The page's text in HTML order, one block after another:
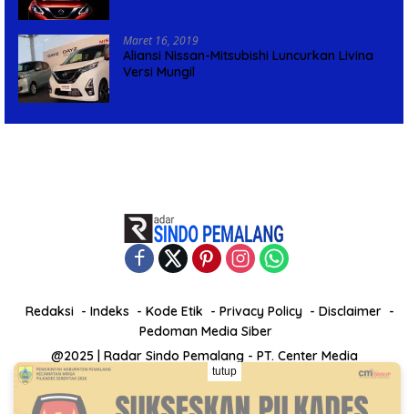
Maret 16, 2019
Aliansi Nissan-Mitsubishi Luncurkan Livina
Versi Mungil
Redaksi Indeks Kode Etik Privacy Policy
Disclaimer
Pedoman Media Siber
@2025 | Radar Sindo Pemalang - PT. Center Media
Independent
tutup